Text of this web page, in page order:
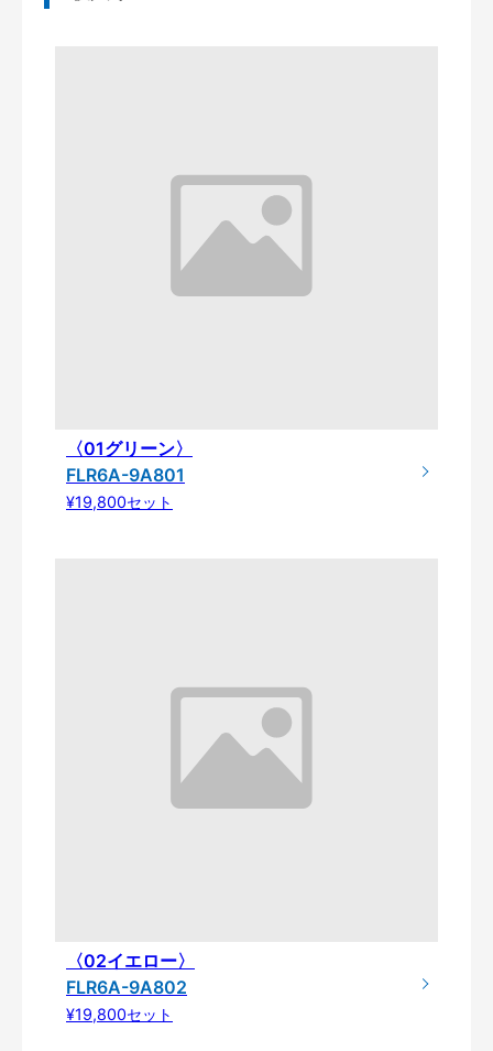
〈01グリーン〉
FLR6A-9A801
¥19,800セット
〈02イエロー〉
FLR6A-9A802
¥19,800セット